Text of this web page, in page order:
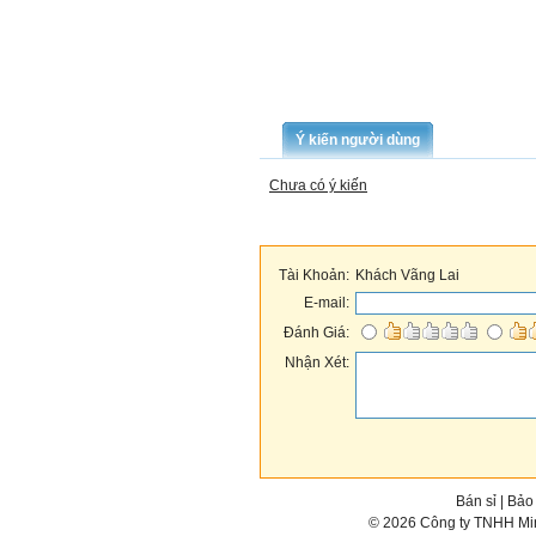
Ý kiến người dùng
Chưa có ý kiến
Tài Khoản: Khách Vãng Lai
E-mail:
Đánh Giá:
Nhận Xét:
Bán sỉ
© 2026 Công ty TNHH